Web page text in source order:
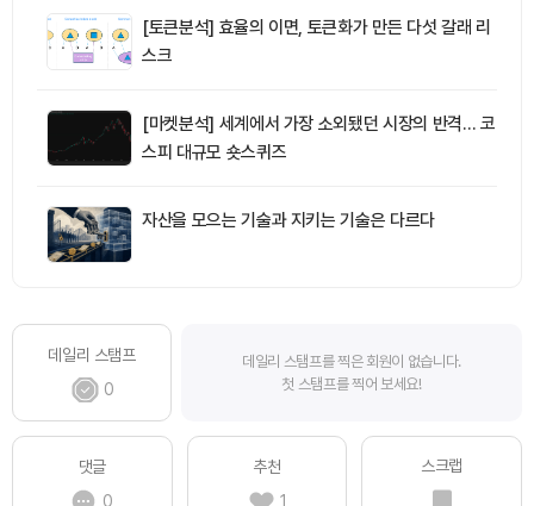
[토큰분석] 효율의 이면, 토큰화가 만든 다섯 갈래 리
스크
[마켓분석] 세계에서 가장 소외됐던 시장의 반격… 코
스피 대규모 숏스퀴즈
자산을 모으는 기술과 지키는 기술은 다르다
데일리 스탬프
0
데일리 스탬프를 찍은 회원이 없습니다.
첫 스탬프를 찍어 보세요!
댓글
0
추천
1
스크랩